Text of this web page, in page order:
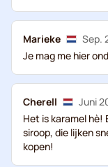
Marieke
Sep.
Je mag me hier
Cherell
Juni
Het is karamel hè!
siroop, die lijken
kopen!